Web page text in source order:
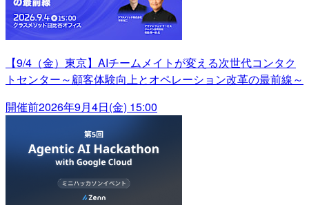
【9/4（金）東京】AIチームメイトが変える次世代コンタク
トセンター～顧客体験向上とオペレーション改革の最前線～
開催前2026年9月4日(金) 15:00